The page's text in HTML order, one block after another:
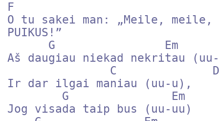
F
O tu sakei man: „Meile, meile,
PUIKUS!”
Aš daugiau niekad nekritau
Ir dar ilgai maniau (uu-u),
Jog visada taip bus (uu-uu)